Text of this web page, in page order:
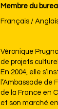
Membre du
Français /
Véronique
de projets
En 2004, elle
l’Ambassade de
de la France en
et son marché